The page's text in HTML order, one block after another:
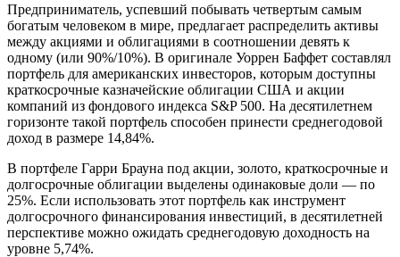
Предприниматель, успевший побывать четвертым самым
богатым человеком в мире, предлагает распределить активы
между акциями и облигациями в соотношении девять к
одному (или 90%/10%). В оригинале Уоррен Баффет составлял
портфель для американских инвесторов, которым доступны
краткосрочные казначейские облигации США и акции
компаний из фондового индекса S&P 500. На десятилетнем
горизонте такой портфель способен принести среднегодовой
доход в размере 14,84%.
В портфеле Гарри Брауна под акции, золото, краткосрочные и
долгосрочные облигации выделены одинаковые доли — по
25%. Если использовать этот портфель как инструмент
долгосрочного финансирования инвестиций, в десятилетней
перспективе можно ожидать среднегодовую доходность на
уровне 5,74%.